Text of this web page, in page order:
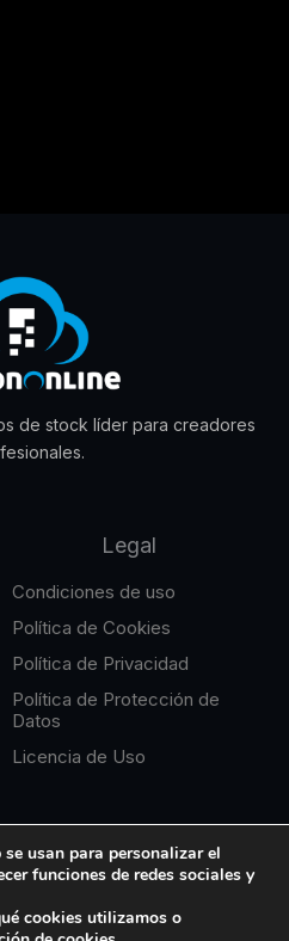
de stock líder para creadores
Legal
Condiciones de uso
Política de Cookies
Política de Privacidad
Política de Protección de
Datos
Licencia de Uso
usan para personalizar el
funciones de redes sociales y
cookies utilizamos o